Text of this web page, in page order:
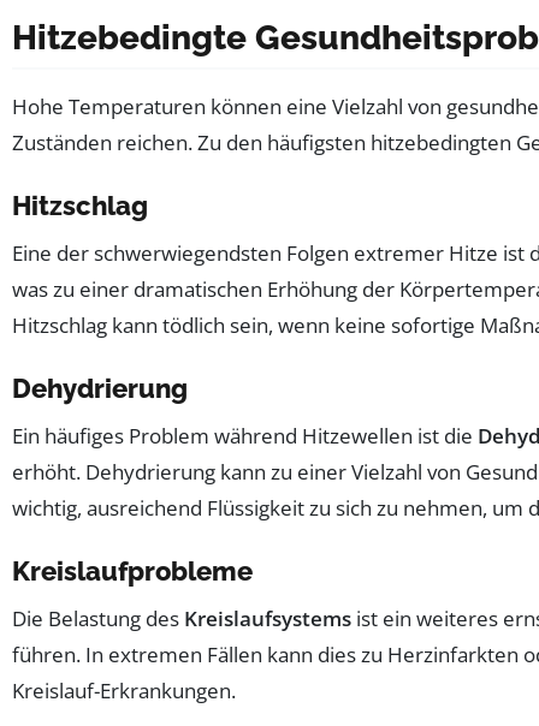
Hitzebedingte
Hohe Temperaturen können eine Vielzahl von
Zuständen reichen. Zu den häufigsten hitzebedingten
Hitzschlag
Eine der schwerwiegendsten Folgen extremer Hitze ist
was zu einer dramatischen Erhöhung der
Hitzschlag kann tödlich sein, wenn keine sofortige
Dehydrierung
Ein häufiges Problem während Hitzewellen ist die
erhöht. Dehydrierung kann zu einer Vielzahl von
wichtig, ausreichend Flüssigkeit zu sich zu nehmen, um
Kreislaufprobleme
Die Belastung des Kreislaufsystems ist ein weiteres
führen. In extremen Fällen kann dies zu Herzinfarkten
Kreislauf-Erkrankungen.